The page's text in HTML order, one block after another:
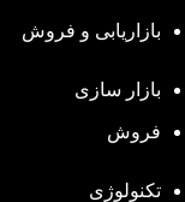
بازاریابی و فروش
بازار سازی
فروش
تکنولوژی